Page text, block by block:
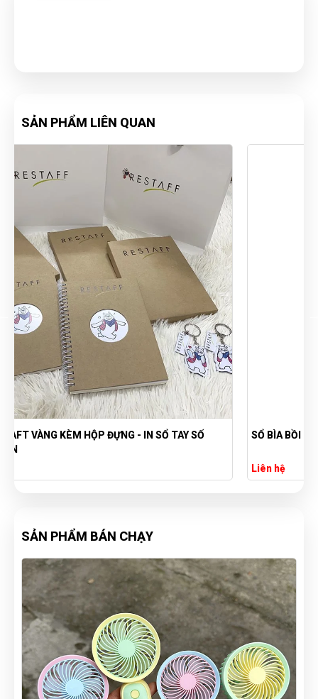
SẢN PHẨM LIÊN QUAN
SỔ BÌA BỒI GIẤY - SỔ BÌA BỒI HỘI PHÁP LUẬT VIỆT NAM
SẢN PHẨM BÁN CHẠY